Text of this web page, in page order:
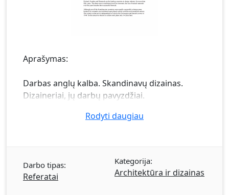
Aprašymas:
Darbas anglų kalba. Skandinavų dizainas.
Dizaineriai, jų darbų pavyzdžiai.
Rodyti daugiau
Darbo tipas:
Referatai
Kategorija:
Architektūra ir dizainas